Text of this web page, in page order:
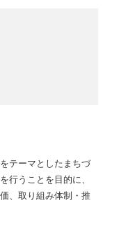
テーマとしたまちづ
行うことを目的に、
、取り組み体制・推